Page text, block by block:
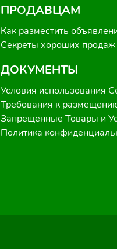
ПРОДАВЦАМ
Как разместить
Секреты хороших продаж
ДОКУМЕНТЫ
Условия использования
Требования к
Запрещенные Товары и
Политика